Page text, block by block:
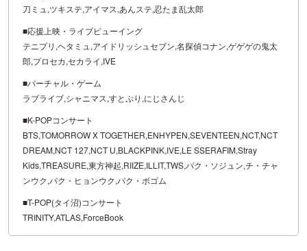
刀ミュ,ツキステ,アイマス,あんステ,忍たま乱太郎
■応援上映・ライブビューイング
テニプリ,ヘタミュ,アイドリッシュセブン,名探偵コナン,ゲゲゲの鬼太
郎,プロセカ,セカライ,IVE
■バーチャル・ゲーム
ラブライブ,シャニマス,すとぷり,にじさんじ
■K-POPコンサート
BTS,TOMORROW X TOGETHER,ENHYPEN,SEVENTEEN,NCT,NCT
DREAM,NCT 127,NCT U,BLACKPINK,IVE,LE SSERAFIM,Stray
Kids,TREASURE,東方神起,RIIZE,ILLIT,TWS,パク・ソジュン,チ・チャ
ンウク,パク・ヒョンウク,パク・ボゴム
■T-POP(タイ沼)コンサート
TRINITY,ATLAS,ForceBook